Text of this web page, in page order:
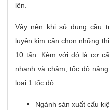
lên.
Vậy nên khi sử dụng cầu
luyện kim cần chọn những
10 tấn. Kèm với đó là cơ
nhanh và chậm, tốc độ
loại 1 tốc độ.
Ngành sản xuất cấu